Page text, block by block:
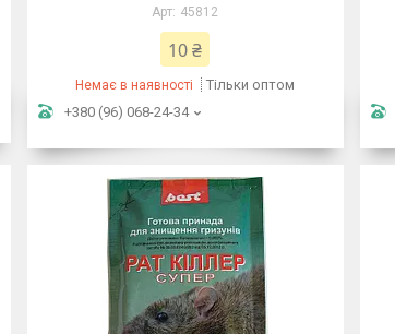
45812
10 ₴
Немає в наявності
Тільки оптом
+380 (96) 068-24-34